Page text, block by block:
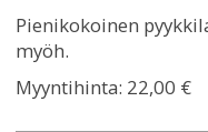
Pienikokoinen
myöh.
Myyntihinta: 22,00 €